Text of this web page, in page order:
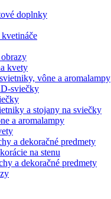
doplnky
kvety
vône a aromalampy
sviečky
a stojany na sviečky
a aromalampy
a dekoračné predmety
na stenu
a dekoračné predmety